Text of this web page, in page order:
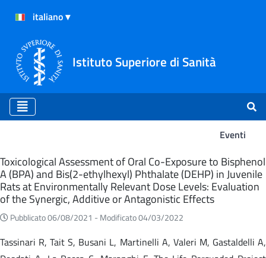
Istituto Superiore di Sanità
Eventi
Eventi
Toxicological Assessment of Oral Co-Exposure to Bisphenol
A (BPA) and Bis(2-ethylhexyl) Phthalate (DEHP) in Juvenile
Rats at Environmentally Relevant Dose Levels: Evaluation
of the Synergic, Additive or Antagonistic Effects
Pubblicato 06/08/2021 - Modificato 04/03/2022
Tassinari R, Tait S, Busani L, Martinelli A, Valeri M, Gastaldelli A,